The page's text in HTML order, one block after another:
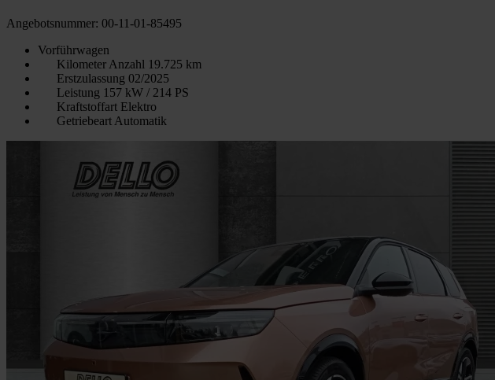
Angebotsnummer: 00-11-01-85495
Vorführwagen
Kilometer Anzahl 19.725 km
Erstzulassung 02/2025
Leistung 157 kW / 214 PS
Kraftstoffart Elektro
Getriebeart Automatik